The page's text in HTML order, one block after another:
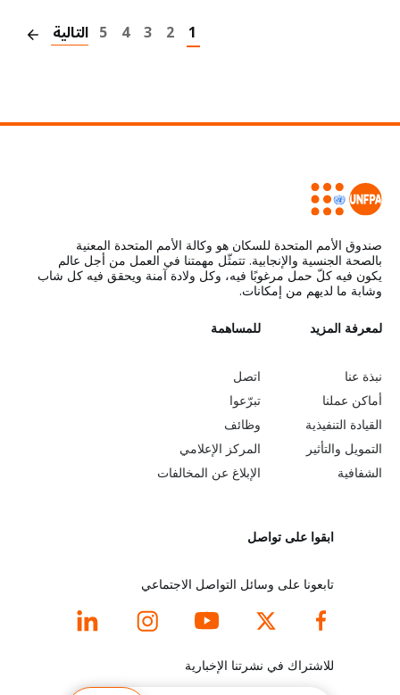
1
2
3
4
5 التالية
صندوق الأمم المتحدة للسكان هو وكالة الأمم المتحدة المعنية
بالصحة الجنسية والإنجابية. تتمثّل مهمتنا في العمل من أجل عالم
يكون فيه كلّ حمل مرغوبًا فيه، وكل ولادة آمنة ويحقق فيه كل شاب
وشابة ما لديهم من إمكانات.
L
e
a
r
n
لمعرفة المزيد
نبذة عنا
أماكن عملنا
القيادة التنفيذية
التمويل والتأثير
الشفافية
G
o
b
e
y
n
d
f
o
للمساهمة
اتصل
تبرّعوا
وظائف
المركز الإعلامي
الإبلاغ عن المخالفات
ابقوا على تواصل
تابعونا على وسائل التواصل الاجتماعي
للاشتراك في نشرتنا الإخبارية